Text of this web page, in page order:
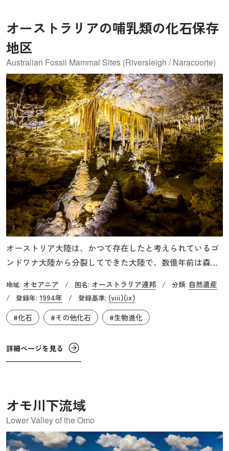
オーストラリアの哺乳類の化石保存
地区
Australian Fossil Mammal Sites (Riversleigh / Naracoorte)
オーストリア大陸は、かつて存在したと考えられているゴ
ンドワナ大陸から分裂してできた大陸で、数億年前は森と
が分かっています。太古に生息していた動植物は、大陸が
他の地域から切り離されたために、独自の進化を遂げてい
きました。オーストラリア南部のナラコートと北部のリヴ
く発掘されており、最古のものは約1,000万～3,000万年前に
までさかのぼります。
地域: オセアニア / 国名: オーストラリア連邦 / 分類: 自然遺産
/ 登録年: 1994年 / 登録基準: (viii)(ix)
#化石
#その他化石 #生物進化
詳細ページを見る
オモ川下流域
Lower Valley of the Omo